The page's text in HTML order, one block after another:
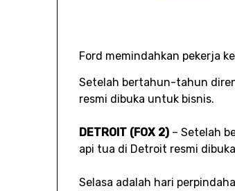
Ford memindahkan pekerja
Setelah bertahun-tahun
resmi dibuka untuk bisnis.
DETROIT (FOX 2) –Setelah
api tua di Detroit resmi
Selasa adalah hari